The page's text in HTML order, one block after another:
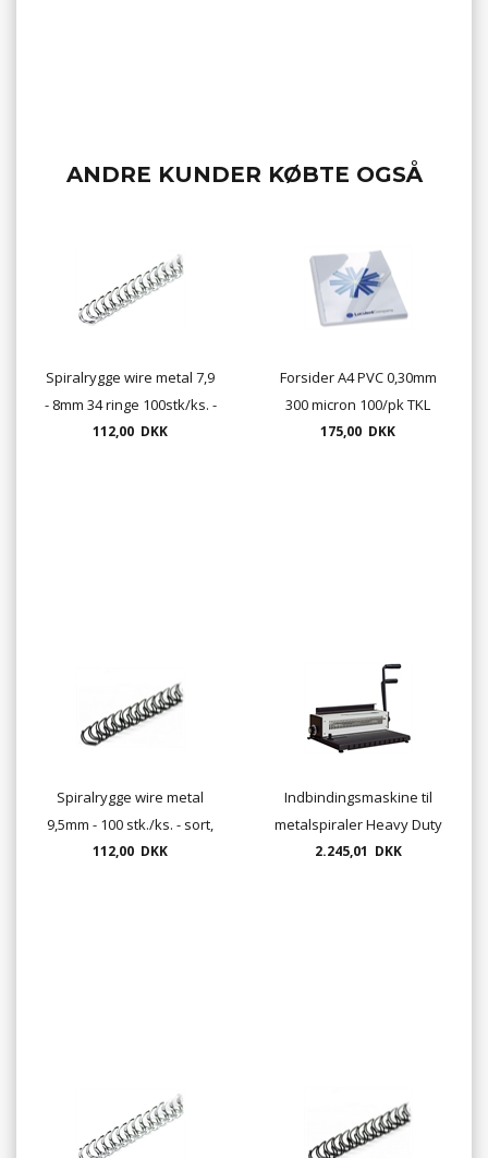
ANDRE KUNDER KØBTE OGSÅ
Spiralrygge wire metal 7,9
- 8mm 34 ringe 100stk/ks. -
sort , hvid, rød, blå og sølv
112,00 DKK
Forsider A4 PVC 0,30mm
300 micron 100/pk TKL
175,00 DKK
Spiralrygge wire metal
9,5mm - 100 stk./ks. - sort,
hvid, rød, blå el. sølv
112,00 DKK
Indbindingsmaskine til
metalspiraler Heavy Duty
Wireindbinding
2.245,01 DKK